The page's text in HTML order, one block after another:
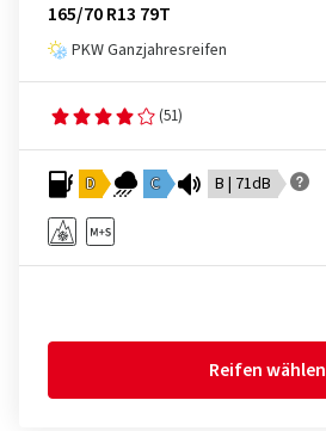
165/70 R13 79T
PKW Ganzjahresreifen
(51)
D C B | 71dB
Reifen wählen